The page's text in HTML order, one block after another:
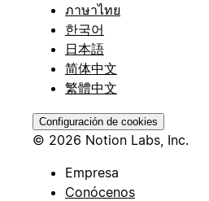
ภาษาไทย
한국어
日本語
简体中文
繁體中文
Configuración de cookies
© 2026 Notion Labs, Inc.
Empresa
Conócenos